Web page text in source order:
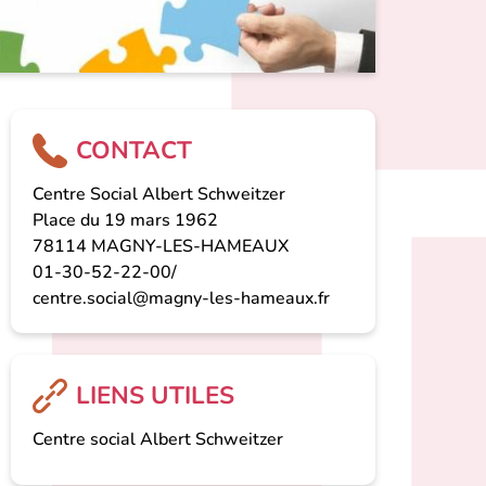
CONTACT
Centre Social Albert Schweitzer
Place du 19 mars 1962
78114 MAGNY-LES-HAMEAUX
01-30-52-22-00/
centre.social@magny-les-hameaux.fr
LIENS UTILES
Centre social Albert Schweitzer